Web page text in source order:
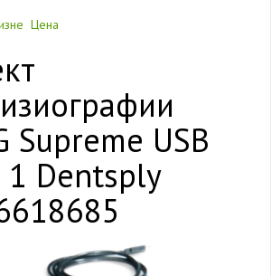
Цена
Supreme USB
1 Dentsply